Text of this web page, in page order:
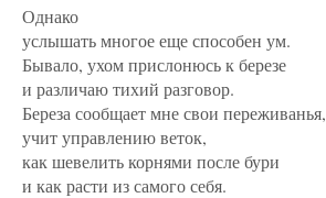
Однако
услышать многое еще способен ум.
Бывало, ухом прислонюсь к березе
и различаю тихий разговор.
Береза сообщает мне свои переживанья,
учит управлению веток,
как шевелить корнями после бури
и как расти из самого себя.